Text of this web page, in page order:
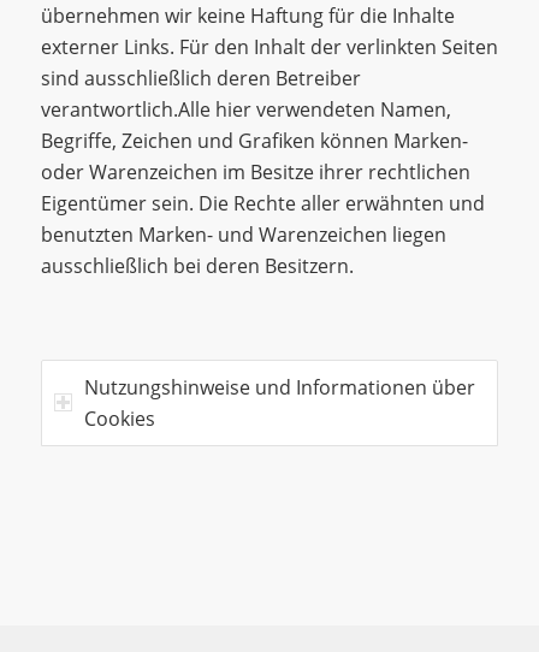
übernehmen wir keine Haftung für die Inhalte
externer Links. Für den Inhalt der verlinkten Seiten
sind ausschließlich deren Betreiber
verantwortlich.Alle hier verwendeten Namen,
Begriffe, Zeichen und Grafiken können Marken-
oder Warenzeichen im Besitze ihrer rechtlichen
Eigentümer sein. Die Rechte aller erwähnten und
benutzten Marken- und Warenzeichen liegen
ausschließlich bei deren Besitzern.
Nutzungshinweise und Informationen über
Cookies